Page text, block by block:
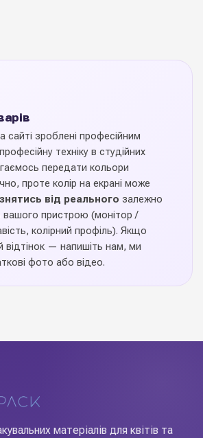
щільні, еластичні, з рівним зрізом і
асортименті — однотонні класичні
тони, рулони з принтами,
тисненням. Такий вибір дає змогу
будь-який стиль — від мінімалізму
оформлення.
рулони оптому Diamond Pack:
наявність та швидка відправка по
сайті зроблені професійним
техніку в студійних
передати кольори
проте колір на екрані може
від реального залежно
вашого пристрою (монітор /
колірний профіль). Якщо
відтінок — напишіть нам, ми
фото або відео.
матеріалів для квітів та